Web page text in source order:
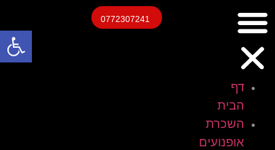
דף
הבית
השכרת
אופנועים
0772307241